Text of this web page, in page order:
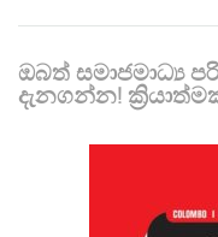
ඔබත් සමාජමාධ්‍ය
දැනගන්න!